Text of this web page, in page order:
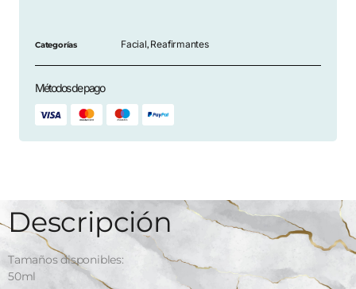
Categorías Facial, Reafirmantes
Métodos de pago
Descripción
Tamaños disponibles:
50ml